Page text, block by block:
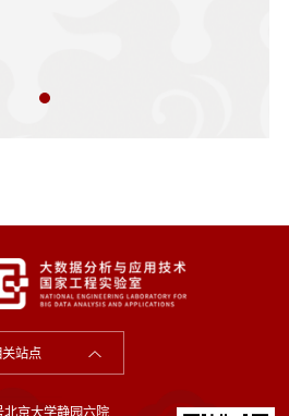
站点
北京大学静园六院